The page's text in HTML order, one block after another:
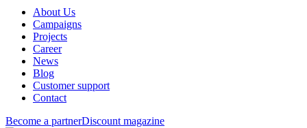
About Us
Campaigns
Projects
Career
News
Blog
Customer support
Contact
Become a partnerDiscount magazine